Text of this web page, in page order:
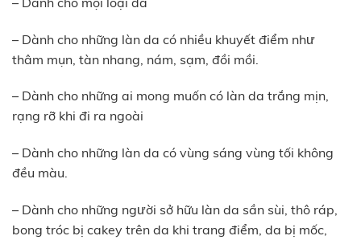
– Dành cho những làn da có nhiều khuyết điểm như
thâm mụn, tàn nhang, nám, sạm, đồi mồi.
– Dành cho những ai mong muốn có làn da trắng mịn,
rạng rỡ khi đi ra ngoài
– Dành cho những làn da có vùng sáng vùng tối không
đều màu.
– Dành cho những người sở hữu làn da sần sùi, thô ráp,
bong tróc bị cakey trên da khi trang điểm, da bị mốc,